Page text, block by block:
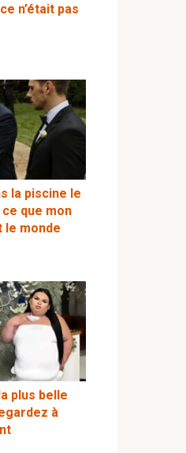
n’était pas
la piscine le
que mon
le monde
plus belle
à